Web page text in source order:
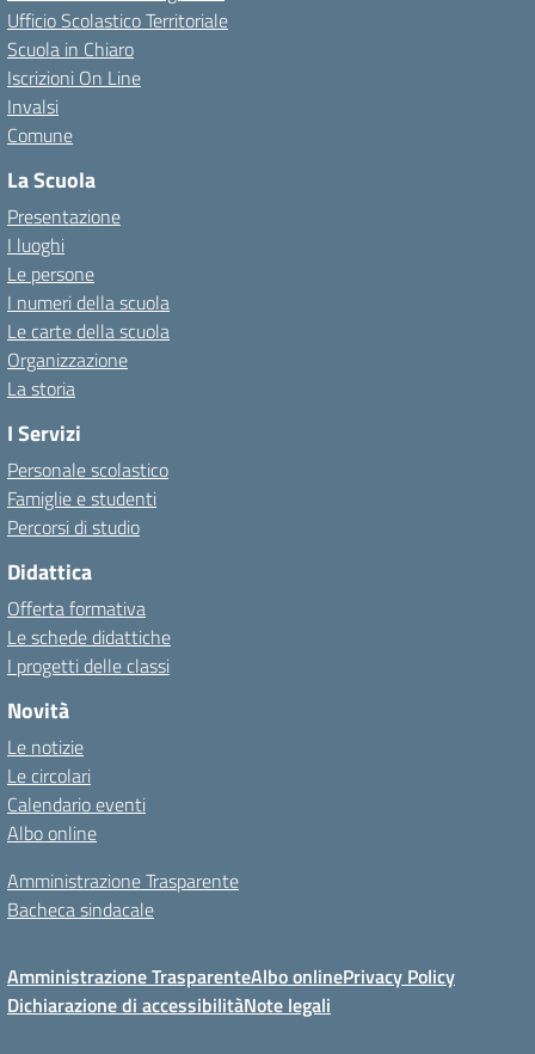
Ufficio Scolastico Territoriale
Scuola in Chiaro
Iscrizioni On Line
Invalsi
Comune
La Scuola
Presentazione
I luoghi
Le persone
I numeri della scuola
Le carte della scuola
Organizzazione
La storia
I Servizi
Personale scolastico
Famiglie e studenti
Percorsi di studio
Didattica
Offerta formativa
Le schede didattiche
I progetti delle classi
Novità
Le notizie
Le circolari
Calendario eventi
Albo online
Amministrazione Trasparente
Bacheca sindacale
Amministrazione TrasparenteAlbo onlinePrivacy Policy
Dichiarazione di accessibilitàNote legali